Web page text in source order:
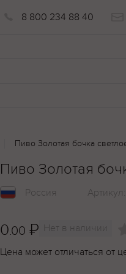
8 800 234 88 40
Пиво Золотая бочка
Пиво Золотая
Россия Артикул:
0.00 ₽ Нет в наличии
Цена может отличаться от